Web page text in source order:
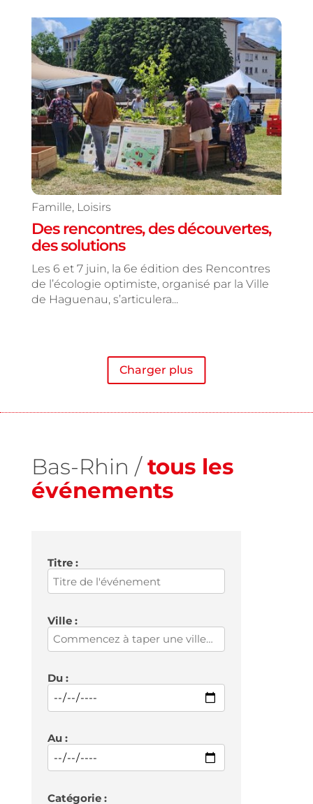
Famille, Loisirs
Des rencontres, des découvertes,
des solutions
Les 6 et 7 juin, la 6e édition des Rencontres
de l’écologie optimiste, organisé par la Ville
de Haguenau, s’articulera...
Charger plus
Bas-Rhin /tous les
événements
Titre :
Ville :
Du :
Au :
Catégorie :